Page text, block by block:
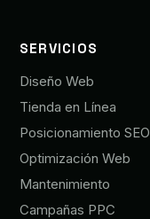
SERVICIOS
Diseño Web
Tienda en Línea
Posicionamiento SEO
Optimización Web
Mantenimiento
Campañas PPC